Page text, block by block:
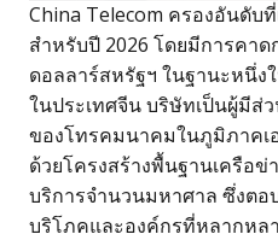
China Telecom ครองอันดับ
สำหรับปี 2026 โดยมีการค
ดอลลาร์สหรัฐฯ ในฐานะหนึ่ง
ในประเทศจีน บริษัทเป็นผู้มี
ของโทรคมนาคมในภูมิภาคเ
ด้วยโครงสร้างพื้นฐานเครือ
บริการจำนวนมหาศาล ซึ่งต
บริโภคและองค์กรที่หลากหล